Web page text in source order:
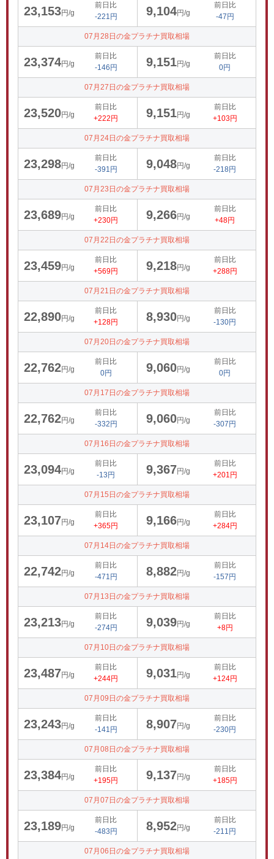
23,153円/g
前日比
-221円
9,104円/g
前日比
-47円
07月28日の金プラチナ買取相場
23,374円/g
前日比
-146円
9,151円/g
前日比
0円
07月27日の金プラチナ買取相場
23,520円/g
前日比
+222円
9,151円/g
前日比
+103円
07月24日の金プラチナ買取相場
23,298円/g
前日比
-391円
9,048円/g
前日比
-218円
07月23日の金プラチナ買取相場
23,689円/g
前日比
+230円
9,266円/g
前日比
+48円
07月22日の金プラチナ買取相場
23,459円/g
前日比
+569円
9,218円/g
前日比
+288円
07月21日の金プラチナ買取相場
22,890円/g
前日比
+128円
8,930円/g
前日比
-130円
07月20日の金プラチナ買取相場
22,762円/g
前日比
0円
9,060円/g
前日比
0円
07月17日の金プラチナ買取相場
22,762円/g
前日比
-332円
9,060円/g
前日比
-307円
07月16日の金プラチナ買取相場
23,094円/g
前日比
-13円
9,367円/g
前日比
+201円
07月15日の金プラチナ買取相場
23,107円/g
前日比
+365円
9,166円/g
前日比
+284円
07月14日の金プラチナ買取相場
22,742円/g
前日比
-471円
8,882円/g
前日比
-157円
07月13日の金プラチナ買取相場
23,213円/g
前日比
-274円
9,039円/g
前日比
+8円
07月10日の金プラチナ買取相場
23,487円/g
前日比
+244円
9,031円/g
前日比
+124円
07月09日の金プラチナ買取相場
23,243円/g
前日比
-141円
8,907円/g
前日比
-230円
07月08日の金プラチナ買取相場
23,384円/g
前日比
+195円
9,137円/g
前日比
+185円
07月07日の金プラチナ買取相場
23,189円/g
前日比
-483円
8,952円/g
前日比
-211円
07月06日の金プラチナ買取相場